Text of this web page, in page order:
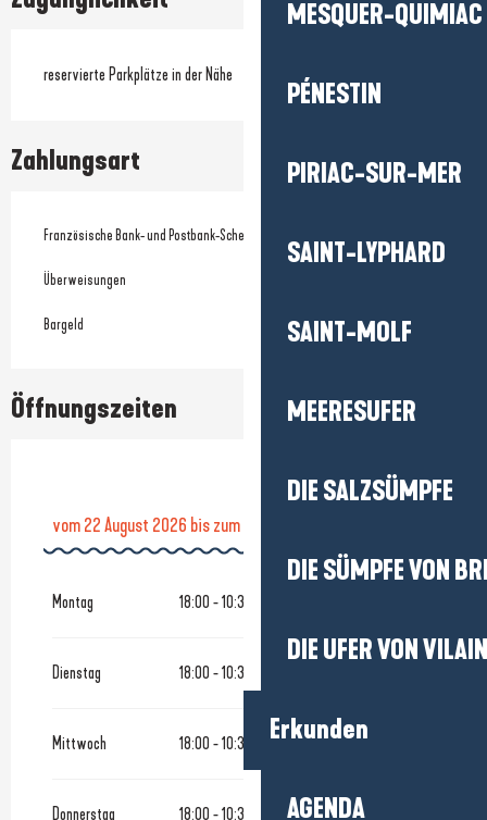
MESQUER-QUIMIAC
PÉNESTIN
PIRIAC-SUR-MER
SAINT-LYPHARD
SAINT-MOLF
MEERESUFER
DIE SALZSÜMPFE
DIE SÜMPFE VON
DIE UFER VON
Erkunden
AGENDA
reservierte Parkplätze in der Nähe
Zahlungsart
Französische Bank- und Postbank-Schecks
Überweisungen
Bargeld
Öffnungszeiten
11 Juli 2026
vom22 August 2026 bis zum
Montag 18:00 - 10:30
Dienstag 18:00 - 10:30
Mittwoch 18:00 - 10:30
Donnerstag 18:00 - 10:30